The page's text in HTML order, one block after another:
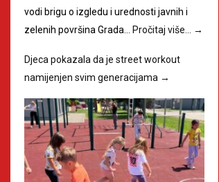
vodi brigu o izgledu i urednosti javnih i
zelenih površina Grada… Pročitaj više… →
Djeca pokazala da je street workout
namijenjen svim generacijama →